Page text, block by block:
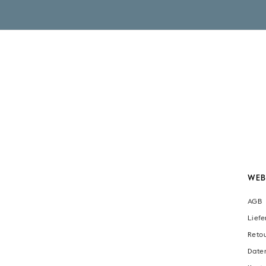
AGB